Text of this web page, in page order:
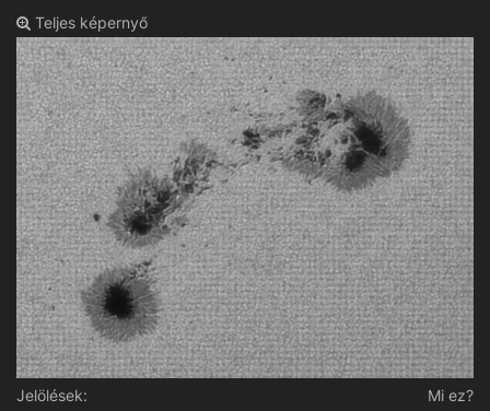
Teljes képernyő
Jelölések: Mi ez?